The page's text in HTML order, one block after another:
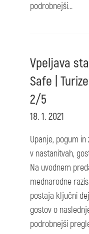
podrobnejši...
Vpeljava
Safe |
2/5
18. 1. 2021
Upanje, pogum
v nastanitvah,
Na uvodnem
mednarodne
postaja ključni
gostov o
podrobnejši